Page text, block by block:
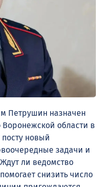
Петрушин назначен
области в
новый
задачи и
ли ведомство
снизить число